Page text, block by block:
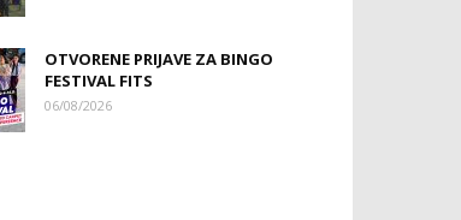
OTVORENE PRIJAVE ZA BINGO
FESTIVAL FITS
06/08/2026